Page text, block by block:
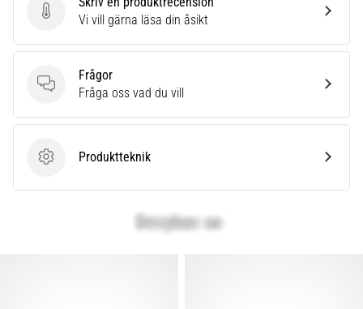
Skriv en produktrecension
Vi vill gärna läsa din åsikt
Frågor
Frågor
Fråga oss vad du vill
ProduktteknikProduktteknik